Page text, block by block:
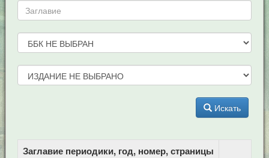
Искать
Заглавие периодики, год, номер, страницы